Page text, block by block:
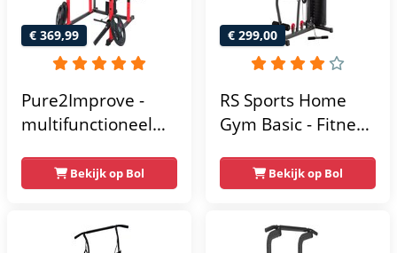
€ 369,99
Pure2Improve -
multifunctioneel
krachtstation -
home gym -
215x111x142
Bekijk op Bol
€ 299,00
RS Sports Home
Gym Basic - Fitness
Bekijk op Bol